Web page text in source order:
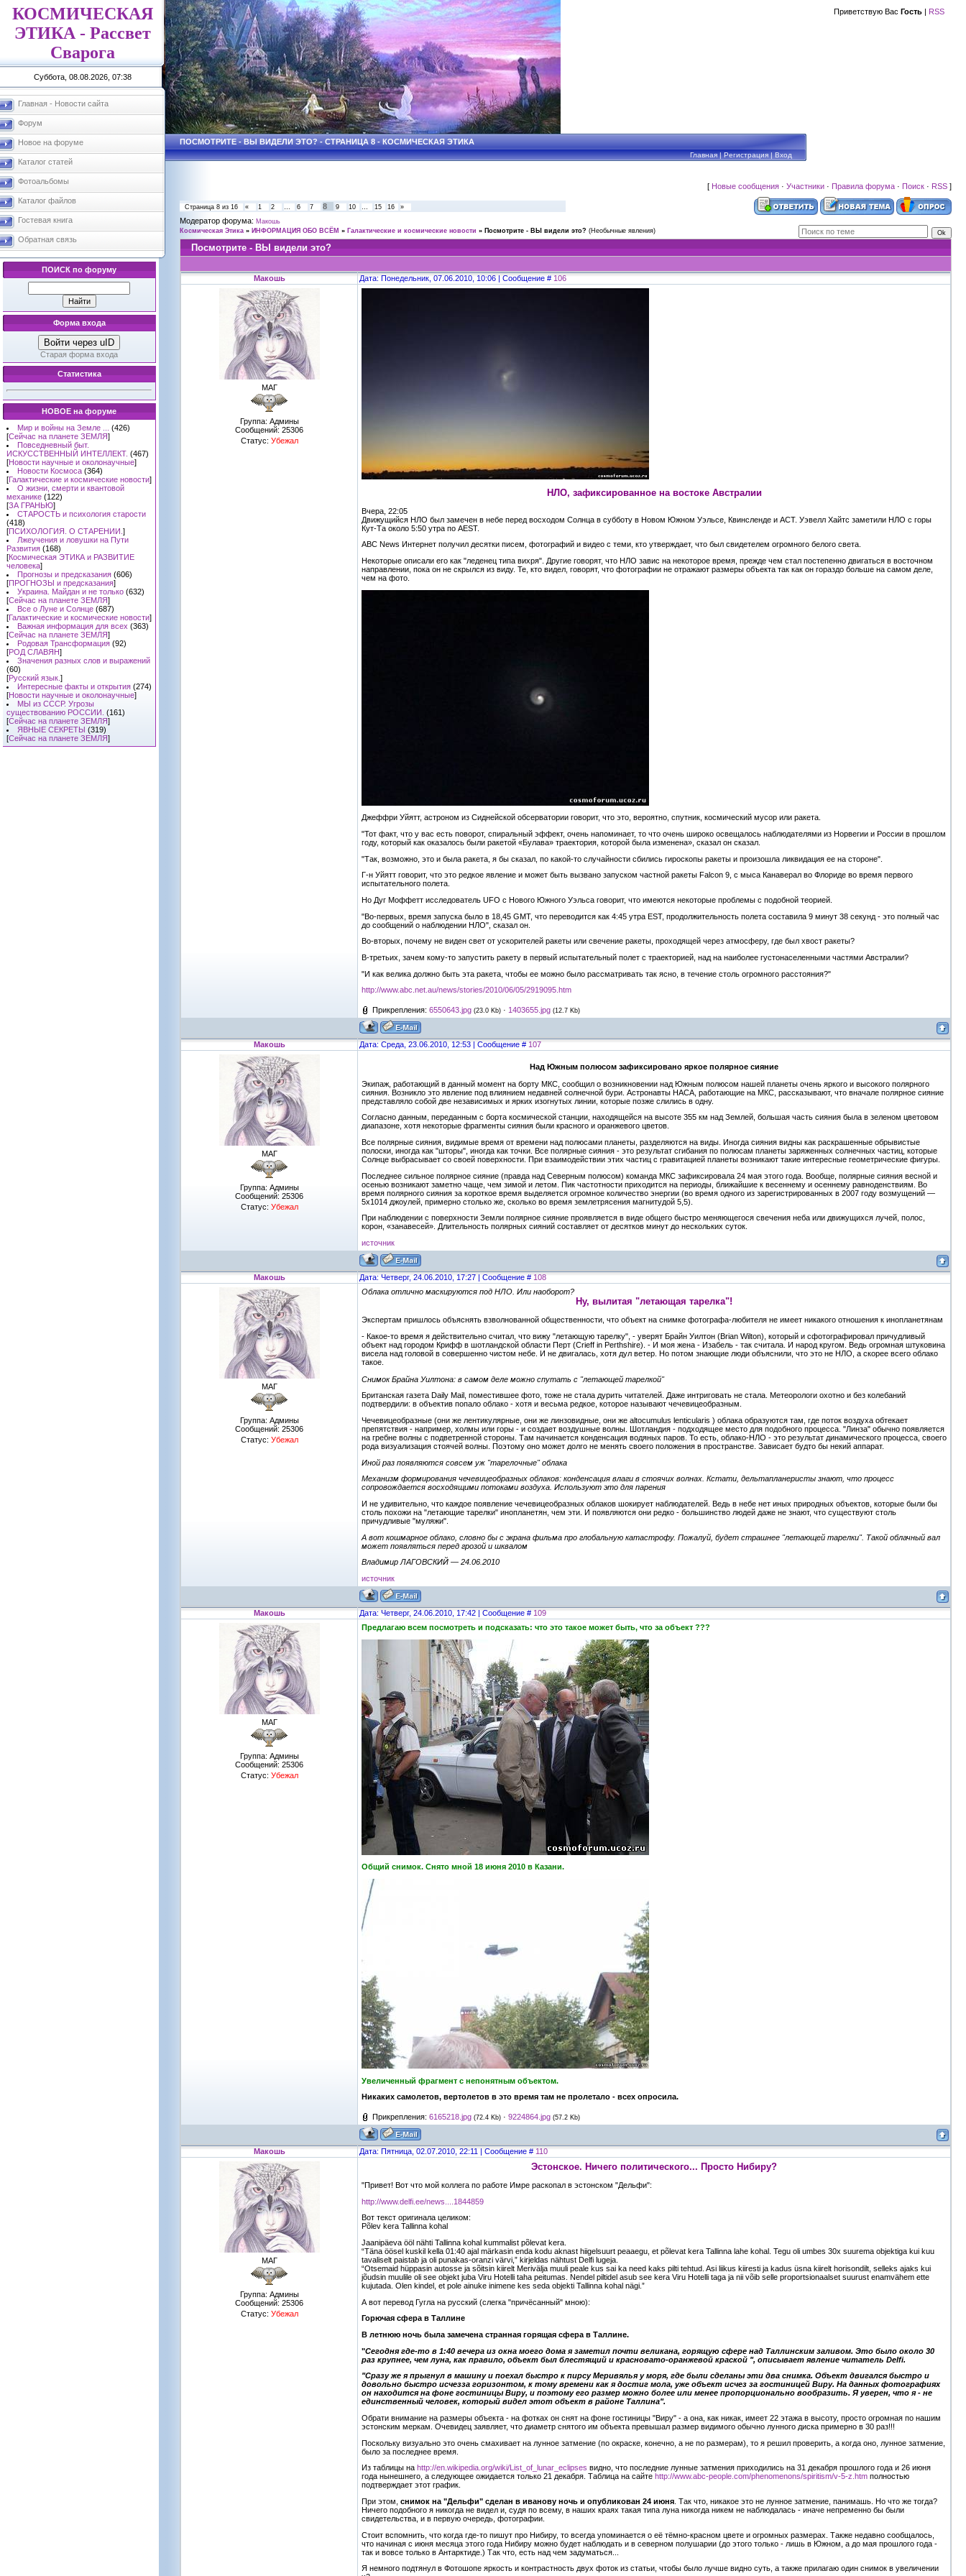
КОСМИЧЕСКАЯ
ЭТИКА - Рассвет
Сварога
Суббота, 08.08.2026, 07:38
Главная - Новости сайта
Форум
Новое на форуме
Каталог статей
Фотоальбомы
Каталог файлов
Гостевая книга
Обратная связь
ПОИСК по форуму
Форма входа
Войти через uID
Старая форма входа
Статистика
НОВОЕ на форуме
Мир и войны на Земле ...
(426)
[Сейчас на планете ЗЕМЛЯ]
Повседневный быт.
ИСКУССТВЕННЫЙ ИНТЕЛЛЕКТ. (467)
[Новости научные и околонаучные]
Новости Космоса (364)
[Галактические и космические новости]
О жизни, смерти и квантовой
механике (122)
[ЗА ГРАНЬЮ]
СТАРОСТЬ и психология старости
(418)
[ПСИХОЛОГИЯ. О СТАРЕНИИ. ]
Лжеучения и ловушки на Пути
Развития (168)
[Космическая ЭТИКА и РАЗВИТИЕ
человека]
Прогнозы и предсказания (606)
[ПРОГНОЗЫ и предсказания]
Украина. Майдан и не только (632)
[Сейчас на планете ЗЕМЛЯ]
Все о Луне и Солнце (687)
[Галактические и космические новости]
Важная информация для всех (363)
[Сейчас на планете ЗЕМЛЯ]
Родовая Трансформация (92)
[РОД СЛАВЯН]
Значения разных слов и выражений
(60)
[Русский язык. ]
Интересные факты и открытия (274)
[Новости научные и околонаучные]
МЫ из СССР. Угрозы
существованию РОССИИ. (161)
[Сейчас на планете ЗЕМЛЯ]
ЯВНЫЕ СЕКРЕТЫ (319)
[Сейчас на планете ЗЕМЛЯ]
Приветствую Вас Гость | RSS
ПОСМОТРИТЕ - ВЫ ВИДЕЛИ ЭТО? - СТРАНИЦА 8 - КОСМИЧЕСКАЯ ЭТИКА
Главная|Регистрация|Вход
[ Новые сообщения · Участники · Правила форума · Поиск · RSS ]
Страница 8 из 16 « 1 2 … 6 7 8 9 10 … 15 16 »
Модератор форума: Макошь
Космическая Этика » ИНФОРМАЦИЯ ОБО ВСЁМ » Галактические и космические новости » Посмотрите - ВЫ видели это? (Необычные явления)
Посмотрите - ВЫ видели это?
Макошь Дата: Понедельник, 07.06.2010, 10:06 | Сообщение # 106
МАГ
Группа: Админы
Сообщений: 25306
Статус: Убежал
НЛО, зафиксированное на востоке Австралии
Вчера, 22:05
Движущийся НЛО был замечен в небе перед восходом Солнца в субботу в Новом Южном Уэльсе, Квинсленде и ACT. Уэвелл Хайтс заметили НЛО с горы
Кут-Та около 5:50 утра по AEST.
ABC News Интернет получил десятки писем, фотографий и видео с теми, кто утверждает, что был свидетелем огромного белого света.
Некоторые описали его как "леденец типа вихря". Другие говорят, что НЛО завис на некоторое время, прежде чем стал постепенно двигаться в восточном
направлении, пока он не скрылся из виду. Те, кто видел, говорят, что фотографии не отражают размеры объекта так как он гораздо больше на самом деле,
чем на фото.
Джеффри Уйятт, астроном из Сиднейской обсерватории говорит, что это, вероятно, спутник, космический мусор или ракета.
"Тот факт, что у вас есть поворот, спиральный эффект, очень напоминает, то что очень широко освещалось наблюдателями из Норвегии и России в прошлом
году, который как оказалось были ракетой «Булава» траектория, которой была изменена», сказал он сказал.
"Так, возможно, это и была ракета, я бы сказал, по какой-то случайности сбились гироскопы ракеты и произошла ликвидация ее на стороне".
Г-н Уйятт говорит, что это редкое явление и может быть вызвано запуском частной ракеты Falcon 9, с мыса Канаверал во Флориде во время первого
испытательного полета.
Но Дуг Моффетт исследователь UFO с Нового Южного Уэльса говорит, что имеются некоторые проблемы с подобной теорией.
"Во-первых, время запуска было в 18,45 GMT, что переводится как 4:45 утра EST, продолжительность полета составила 9 минут 38 секунд - это полный час
до сообщений о наблюдении НЛО", сказал он.
Во-вторых, почему не виден свет от ускорителей ракеты или свечение ракеты, проходящей через атмосферу, где был хвост ракеты?
В-третьих, зачем кому-то запустить ракету в первый испытательный полет с траекторией, над на наиболее густонаселенными частями Австралии?
"И как велика должно быть эта ракета, чтобы ее можно было рассматривать так ясно, в течение столь огромного расстояния?"
http://www.abc.net.au/news/stories/2010/06/05/2919095.htm
Прикрепления: 6550643.jpg (23.0 Kb) · 1403655.jpg (12.7 Kb)
Макошь Дата: Среда, 23.06.2010, 12:53 | Сообщение # 107
МАГ
Группа: Админы
Сообщений: 25306
Статус: Убежал
Над Южным полюсом зафиксировано яркое полярное сияние
Экипаж, работающий в данный момент на борту МКС, сообщил о возникновении над Южным полюсом нашей планеты очень яркого и высокого полярного
сияния. Возникло это явление под влиянием недавней солнечной бури. Астронавты НАСА, работающие на МКС, рассказывают, что вначале полярное сияние
представляло собой две независимых и ярких изогнутых линии, которые позже слились в одну.
Согласно данным, переданным с борта космической станции, находящейся на высоте 355 км над Землей, большая часть сияния была в зеленом цветовом
диапазоне, хотя некоторые фрагменты сияния были красного и оранжевого цветов.
Все полярные сияния, видимые время от времени над полюсами планеты, разделяются на виды. Иногда сияния видны как раскрашенные обрывистые
полоски, иногда как "шторы", иногда как точки. Все полярные сияния - это результат сгибания по полюсам планеты заряженных солнечных частиц, которые
Солнце выбрасывает со своей поверхности. При взаимодействии этих частиц с гравитацией планеты возникают такие интересные геометрические фигуры.
Последнее сильное полярное сияние (правда над Северным полюсом) команда МКС зафиксировала 24 мая этого года. Вообще, полярные сияния весной и
осенью возникают заметно чаще, чем зимой и летом. Пик частотности приходится на периоды, ближайшие к весеннему и осеннему равноденствиям. Во
время полярного сияния за короткое время выделяется огромное количество энергии (во время одного из зарегистрированных в 2007 году возмущений —
5x1014 джоулей, примерно столько же, сколько во время землетрясения магнитудой 5,5).
При наблюдении с поверхности Земли полярное сияние проявляется в виде общего быстро меняющегося свечения неба или движущихся лучей, полос,
корон, «занавесей». Длительность полярных сияний составляет от десятков минут до нескольких суток.
источник
Макошь Дата: Четверг, 24.06.2010, 17:27 | Сообщение # 108
МАГ
Группа: Админы
Сообщений: 25306
Статус: Убежал
Облака отлично маскируются под НЛО. Или наоборот?
Ну, вылитая "летающая тарелка"!
Экспертам пришлось объяснять взволнованной общественности, что объект на снимке фотографа-любителя не имеет никакого отношения к инопланетянам
- Какое-то время я действительно считал, что вижу "летающую тарелку", - уверят Брайн Уилтон (Brian Wilton), который и сфотографировал причудливый
объект над городом Крифф в шотландской области Перт (Crieff in Perthshire). - И моя жена - Изабель - так считала. И народ кругом. Ведь огромная штуковина
висела над головой в совершенно чистом небе. И не двигалась, хотя дул ветер. Но потом знающие люди объяснили, что это не НЛО, а скорее всего облако
такое.
Снимок Брайна Уилтона: в самом деле можно спутать с "летающей тарелкой"
Британская газета Daily Mail, поместившее фото, тоже не стала дурить читателей. Даже интриговать не стала. Метеорологи охотно и без колебаний
подтвердили: в объектив попало облако - хотя и весьма редкое, которое называют чечевицеобразным.
Чечевицеобразные (они же лентикулярные, они же линзовидные, они же altocumulus lenticularis ) облака образуются там, где поток воздуха обтекает
препятствия - например, холмы или горы - и создает воздушные волны. Шотландия - подходящее место для подобного процесса. "Линза" обычно появляется
на гребне волны с подветренной стороны. Там начинается конденсация водяных паров. То есть, облако-НЛО - это результат динамического процесса, своего
рода визуализация стоячей волны. Поэтому оно может долго не менять своего положения в пространстве. Зависает будто бы некий аппарат.
Иной раз появляются совсем уж "тарелочные" облака
Механизм формирования чечевицеобразных облаков: конденсация влаги в стоячих волнах. Кстати, дельтапланеристы знают, что процесс
сопровождается восходящими потоками воздуха. Используют это для парения
И не удивительно, что каждое появление чечевицеобразных облаков шокирует наблюдателей. Ведь в небе нет иных природных объектов, которые были бы
столь похожи на "летающие тарелки" инопланетян, чем эти. И появляются они редко - большинство людей даже не знают, что существуют столь
причудливые "муляжи".
А вот кошмарное облако, словно бы с экрана фильма про глобальную катастрофу. Пожалуй, будет страшнее "летающей тарелки". Такой облачный вал
может появляться перед грозой и шквалом
Владимир ЛАГОВСКИЙ — 24.06.2010
источник
Макошь Дата: Четверг, 24.06.2010, 17:42 | Сообщение # 109
МАГ
Группа: Админы
Сообщений: 25306
Статус: Убежал
Предлагаю всем посмотреть и подсказать: что это такое может быть, что за объект ???
Общий снимок. Снято мной 18 июня 2010 в Казани.
Увеличенный фрагмент с непонятным объектом.
Никаких самолетов, вертолетов в это время там не пролетало - всех опросила.
Прикрепления: 6165218.jpg (72.4 Kb) · 9224864.jpg (57.2 Kb)
Макошь Дата: Пятница, 02.07.2010, 22:11 | Сообщение # 110
МАГ
Группа: Админы
Сообщений: 25306
Статус: Убежал
Эстонское. Ничего политического... Просто Нибиру?
"Привет! Вот что мой коллега по работе Имре раскопал в эстонском "Дельфи":
http://www.delfi.ee/news....1844859
Вот текст оригинала целиком:
Põlev kera Tallinna kohal
Jaanipäeva ööl nähti Tallinna kohal kummalist põlevat kera.
“Täna öösel kuskil kella 01:40 ajal märkasin enda kodu aknast hiigelsuurt peaaegu, et põlevat kera Tallinna lahe kohal. Tegu oli umbes 30x suurema objektiga kui kuu
tavaliselt paistab ja oli punakas-oranzi värvi,” kirjeldas nähtust Delfi lugeja.
“Otsemaid hüppasin autosse ja sõitsin kiirelt Merivälja muuli peale kus sai ka need kaks pilti tehtud. Asi liikus kiiresti ja kadus üsna kiirelt horisondilt, selleks ajaks kui
jõudsin muulile oli see objekt juba Viru Hotelli taha peitumas. Nendel piltidel asub see kera Viru Hotelli taga ja nii võib selle proportsionaalset suurust enamvähem ette
kujutada. Olen kindel, et pole ainuke inimene kes seda objekti Tallinna kohal nägi.”
А вот перевод Гугла на русский (слегка "причёсанный" мною):
Горючая сфера в Таллине
В летнюю ночь была замечена странная горящая сфера в Таллине.
"Сегодня где-то в 1:40 вечера из окна моего дома я заметил почти великана, горящую сфере над Таллинским заливом. Это было около 30
раз крупнее, чем луна, как правило, объект был блестящий и красновато-оранжевой краской ", описывает явление читатель Delfi.
"Сразу же я прыгнул в машину и поехал быстро к пирсу Меривялья у моря, где были сделаны эти два снимка. Объект двигался быстро и
довольно быстро исчезза горизонтом, к тому времени как я достиг мола, уже объект исчез за гостиницей Виру. На данных фотографиях
он находится на фоне гостиницы Виру, и поэтому его размер можно более или менее пропорционально вообразить. Я уверен, что я - не
единственный человек, который видел этот объект в районе Таллина".
Обрати внимание на размеры объекта - на фотках он снят на фоне гостиницы "Виру" - а она, как никак, имеет 22 этажа в высоту, просто огромная по нашим
эстонским меркам. Очевидец заявляет, что диаметр снятого им объекта превышал размер видимого обычно лунного диска примерно в 30 раз!!!
Поскольку визуально это очень смахивает на лунное затмение (по окраске, конечно, а не по размерам), то я решил проверить, а когда оно, лунное затмение,
было за последнее время.
Из таблицы на http://en.wikipedia.org/wiki/List_of_lunar_eclipses видно, что последние лунные затмения приходились на 31 декабря прошлого года и 26 июня
года нынешнего, а следующее ожидается только 21 декабря. Таблица на сайте http://www.abc-people.com/phenomenons/spiritism/v-5-z.htm полностью
подтверждает этот график.
При этом, снимок на "Дельфи" сделан в иванову ночь и опубликован 24 июня . Так что, никакое это не лунное затмение, панимашь. Но что же тогда?
Ничего подобного я никогда не видел и, судя по всему, в наших краях такая типа луна никогда никем не наблюдалась - иначе непременно бы были
свидетельства, и в первую очередь, фотографии.
Стоит вспомнить, что когда где-то пишут про Нибиру, то всегда упоминается о её тёмно-красном цвете и огромных размерах. Также недавно сообщалось,
что начиная с июня месяца этого года Нибиру можно будет наблюдать и в северном полушарии (до этого только - лишь в Южном, а до мая прошлого года -
так и вовсе только в Антарктиде.) Так что, есть над чем задуматься...
Я немного подтянул в Фотошопе яркость и контрастность двух фоток из статьи, чтобы было лучше видно суть, а также прилагаю один снимок в увеличении